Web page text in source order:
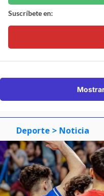
Suscríbete en:
Deporte > Noticia